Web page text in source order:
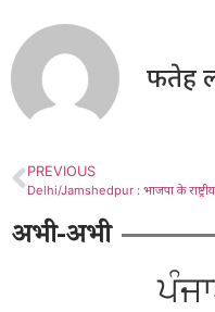
फतेह
PREVIOUS
अभी-अभी